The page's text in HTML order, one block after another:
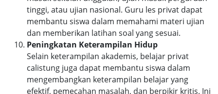
tinggi, atau ujian nasional. Guru les privat dapat
membantu siswa dalam memahami materi ujian
dan memberikan latihan soal yang sesuai.
Peningkatan Keterampilan Hidup
Selain keterampilan akademis, belajar privat
calistung juga dapat membantu siswa dalam
mengembangkan keterampilan belajar yang
efektif, pemecahan masalah, dan berpikir kritis. Ini